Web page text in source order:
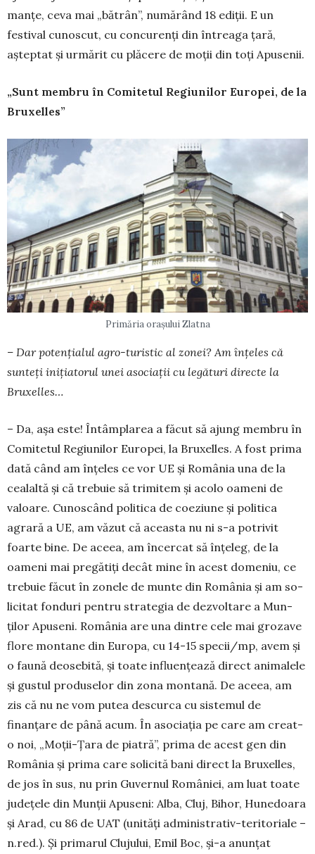
manțe, ceva mai „bătrân”, numărând 18 ediții. E un
festival cunoscut, cu concurenți din întreaga țară,
așteptat și urmărit cu plăcere de moții din toți Apusenii.
„Sunt membru în Comitetul Regiunilor Europei, de la
Bruxelles”
Primăria oraşului Zlatna
– Dar potențialul agro-turistic al zonei? Am înțeles că
sunteți inițiatorul unei asociații cu legături directe la
Bruxelles…
– Da, așa este! Întâmplarea a făcut să ajung membru în
Comitetul Regiunilor Europei, la Bruxelles. A fost prima
dată când am înțeles ce vor UE și România una de la
cealaltă și că trebuie să trimitem și acolo oameni de
valoare. Cunoscând politica de coeziune și politica
agrară a UE, am văzut că aceasta nu ni s-a potrivit
foarte bine. De aceea, am încercat să înțeleg, de la
oameni mai pregătiți decât mine în acest domeniu, ce
trebuie făcut în zonele de munte din România și am so­
licitat fonduri pentru strategia de dezvoltare a Mun­
ților Apuseni. România are una dintre cele mai grozave
flore montane din Europa, cu 14-15 specii/mp, avem și
o faună deosebită, și toate influențează direct animalele
și gustul produselor din zona montană. De aceea, am
zis că nu ne vom putea descurca cu sistemul de
finanțare de până acum. În asociația pe care am creat-
o noi, „Moții-Țara de piatră”, prima de acest gen din
România și prima care solicită bani direct la Bruxelles,
de jos în sus, nu prin Guvernul Ro­mâniei, am luat toate
județele din Munții Apuseni: Alba, Cluj, Bihor, Hunedoara
și Arad, cu 86 de UAT (unități administrativ-teritoriale –
n.red.). Și primarul Clu­jului, Emil Boc, și-a anunțat